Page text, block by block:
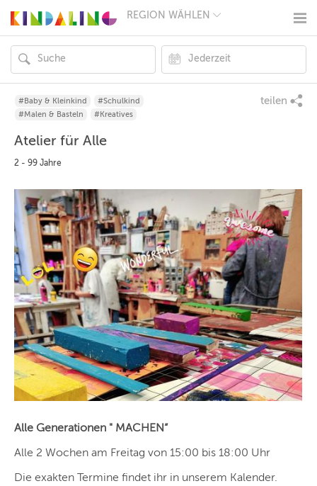
REGION WÄHLEN
MÜNCHEN
HAMBURG
FRANKFURT
KÖLN
DÜSSELDORF
ZÜRICH
ANDERE
REGIONEN
#Baby & Kleinkind
#Schulkind
#Malen & Basteln
#Kreatives
teilen
Atelier für Alle
2 - 99 Jahre
Alle Generationen " MACHEN“
Alle 2 Wochen am Freitag von 15:00 bis 18:00 Uhr
Die exakten Termine findet ihr in unserem Kalender.